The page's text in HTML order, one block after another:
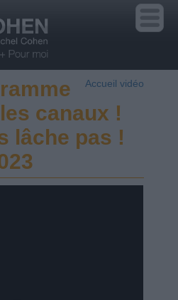
Accueil vidéo
canaux !
lâche pas !